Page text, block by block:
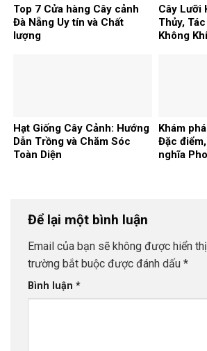
Top 7 Cửa hàng Cây cảnh
Đà Nẵng Uy tín và Chất
lượng
Cây Lưỡi
Thủy,
Không
Hạt Giống Cây Cảnh: Hướng
Dẫn Trồng và Chăm Sóc
Toàn Diện
Khám
Đặc
nghĩa
Để lại một bình luận
Email của bạn sẽ không được hiển
trường bắt buộc được đánh dấu *
Bình luận *